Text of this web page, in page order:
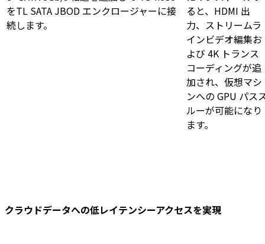
をTL SATA JBOD エンクロージャーに接
続します。
ると、HDMI 出
力、ストリームラ
インビデオ編集お
よび 4K トランス
コーディングが追
加され、仮想マシ
ンへの GPU パス
ルーが可能になり
ます。
クラウドデータへの低レイテンシーアクセスを実現